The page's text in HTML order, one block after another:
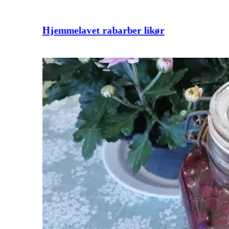
Hjemmelavet rabarber likør